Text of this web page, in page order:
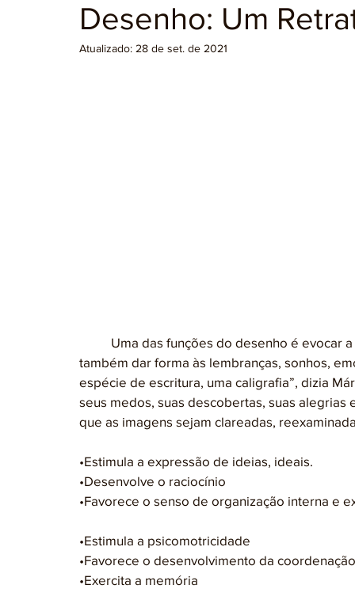
Desenho: Um
Atualizado: 28 de set. de 2021
também dar forma às lembranças, sonhos,
espécie de escritura, uma caligrafia”, dizia
seus medos, suas descobertas, suas
que as imagens sejam clareadas,
•Estimula a expressão de ideias, ideais.
•Desenvolve o raciocínio
•Favorece o senso de organização interna e
•Estimula a psicomotricidade
•Favorece o desenvolvimento da
•Exercita a memória